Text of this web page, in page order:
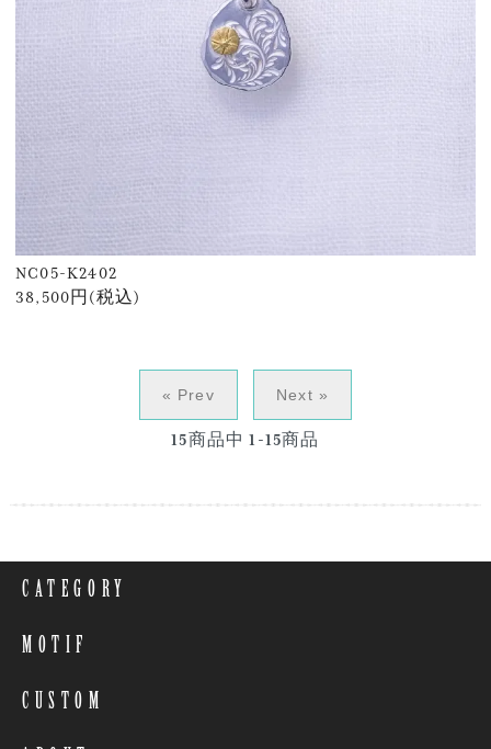
NC05-K2402
38,500円(税込)
« Prev Next »
15商品中 1-15商品
CATEGORY
MOTIF
CUSTOM